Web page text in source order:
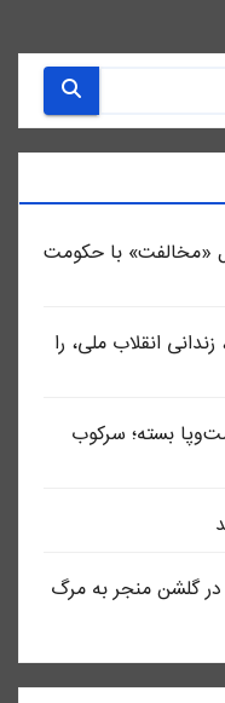
«مخالفت» با حکومت
انقلاب ملی، را
بسته؛ سرکوب
در گلشن منجر به مرگ